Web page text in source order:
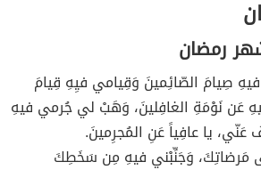
رمضان
صِيامَ الصّائِمينَ وَقِيامي فيِهِ قِيامَ
عَن نَوْمَةِ الغافِلينَ، وَهَبْ لي جُرمي فيهِ
عَنّي، يا عافِياً عَنِ المُجرِمينَ.
مَرضاتِكَ، وَجَنِّبْني فيهِ مِن سَخَطِكَ